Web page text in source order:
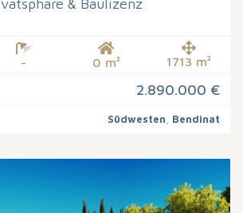
& Baulizenz
- 0 m² 1713 m²
2.890.000 €
Südwesten, Bendinat